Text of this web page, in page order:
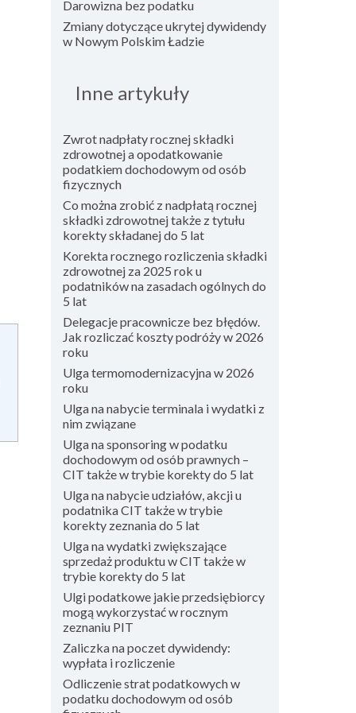
Darowizna bez podatku
Zmiany dotyczące ukrytej dywidendy
w Nowym Polskim Ładzie
Inne artykuły
Zwrot nadpłaty rocznej składki
zdrowotnej a opodatkowanie
podatkiem dochodowym od osób
fizycznych
Co można zrobić z nadpłatą rocznej
składki zdrowotnej także z tytułu
korekty składanej do 5 lat
Korekta rocznego rozliczenia składki
zdrowotnej za 2025 rok u
podatników na zasadach ogólnych do
5 lat
Delegacje pracownicze bez błędów.
Jak rozliczać koszty podróży w 2026
roku
Ulga termomodernizacyjna w 2026
roku
Ulga na nabycie terminala i wydatki z
nim związane
Ulga na sponsoring w podatku
dochodowym od osób prawnych –
CIT także w trybie korekty do 5 lat
Ulga na nabycie udziałów, akcji u
podatnika CIT także w trybie
korekty zeznania do 5 lat
Ulga na wydatki zwiększające
sprzedaż produktu w CIT także w
trybie korekty do 5 lat
Ulgi podatkowe jakie przedsiębiorcy
mogą wykorzystać w rocznym
zeznaniu PIT
Zaliczka na poczet dywidendy:
wypłata i rozliczenie
Odliczenie strat podatkowych w
podatku dochodowym od osób